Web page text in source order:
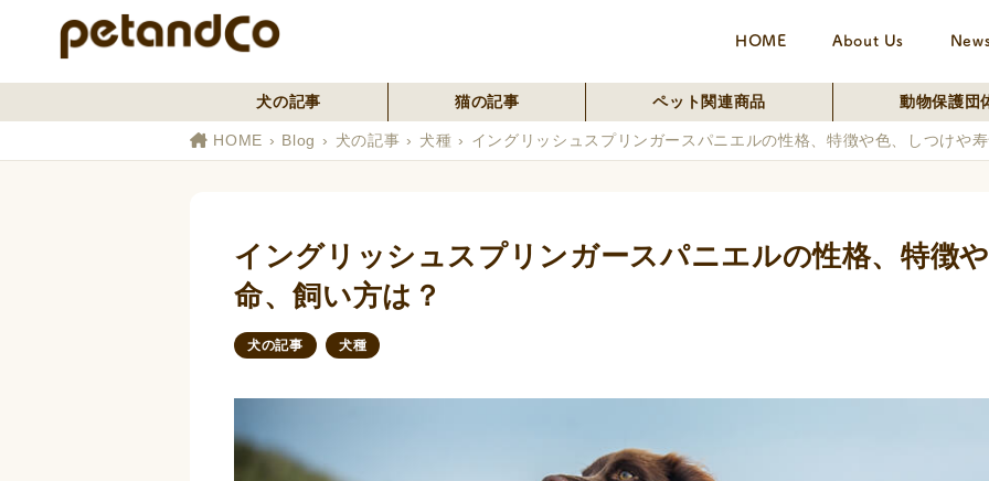
HOME About Us
犬の記事 猫の記事 ペット関連商品 動物保護団
HOME Blog 犬の記事 犬種 イングリッシュスプリンガースパニエルの性格、特徴や色、しつけや
イングリッシュスプリンガースパニエルの性格、特徴
命、飼い方は？
犬の記事 犬種